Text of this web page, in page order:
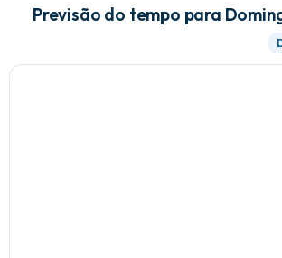
Previsão do tempo para